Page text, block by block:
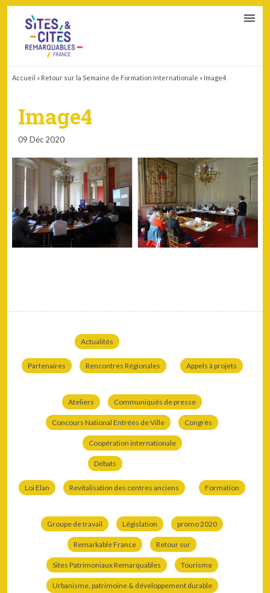
Accueil » Retour sur la Semaine de Formation Internationale » Image4
Image4
09 Déc 2020
Actualités
Partenaires Rencontres Régionales Appels à projets
Ateliers Communiqués de presse
Concours National Entrées de Ville Congrès
Coopération internationale
Débats
Loi Elan Revitalisation des centres anciens Formation
Groupe de travail Législation promo 2020
Remarkable France Retour sur
Sites Patrimoniaux Remarquables Tourisme
Urbanisme, patrimoine & développement durable